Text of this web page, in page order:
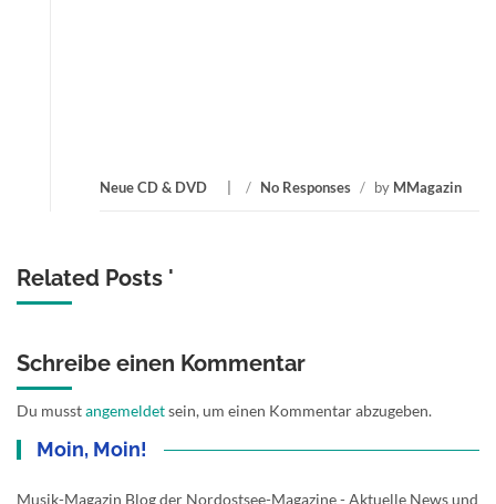
Neue CD & DVD / No Responses / by MMagazin
Related Posts '
Schreibe einen Kommentar
Du musstangemeldetsein, um einen Kommentar abzugeben.
Moin, Moin!
Musik-Magazin Blog der Nordostsee-Magazine - Aktuelle News und